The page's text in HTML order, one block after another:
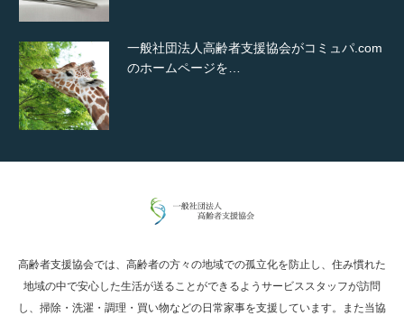
一般社団法人高齢者支援協会がコミュパ.com
のホームページを…
通常投稿
Hello world!
高齢者支援協会では、高齢者の方々の地域での孤立化を防止し、住み慣れた
地域の中で安心した生活が送ることができるようサービススタッフが訪問
し、掃除・洗濯・調理・買い物などの日常家事を支援しています。また当協